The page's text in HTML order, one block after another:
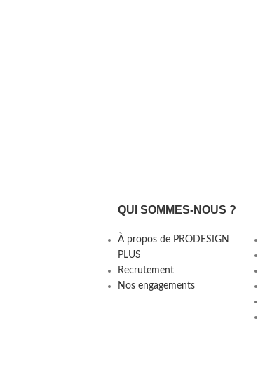
QUI SOMMES-NOUS ?
À propos de PRODESIGN
PLUS
Recrutement
Nos engagements